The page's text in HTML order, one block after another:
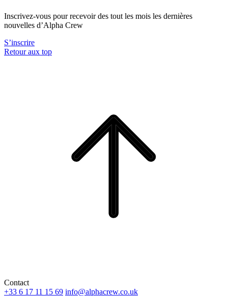
Inscrivez-vous pour recevoir des tout les mois les dernières
nouvelles d’Alpha Crew
S’inscrire
Retour aux top
Contact
+33 6 17 11 15 69 info@alphacrew.co.uk